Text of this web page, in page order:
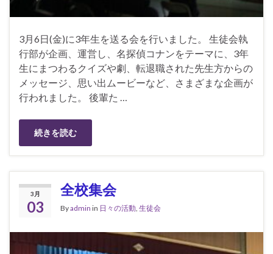
3月6日(金)に3年生を送る会を行いました。 生徒会執
行部が企画、運営し、名探偵コナンをテーマに、3年
生にまつわるクイズや劇、転退職された先生方からの
メッセージ、思い出ムービーなど、さまざまな企画が
行われました。 後輩た …
続きを読む
3月
03
全校集会
Byadmin in 日々の活動 生徒会